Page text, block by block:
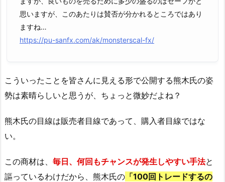
思いますが、このあたりは賛否が分かれるところではあり
ますね…
https://pu-sanfx.com/ak/monsterscal-fx/
こういったことを皆さんに見える形で公開する熊木氏の姿
勢は素晴らしいと思うが、ちょっと微妙だよね？
熊木氏の目線は販売者目線であって、購入者目線ではな
い。
この商材は、 毎日、何回もチャンスが発生しやすい手法と
謳っているわけだから、熊木氏の 「100回トレードするの